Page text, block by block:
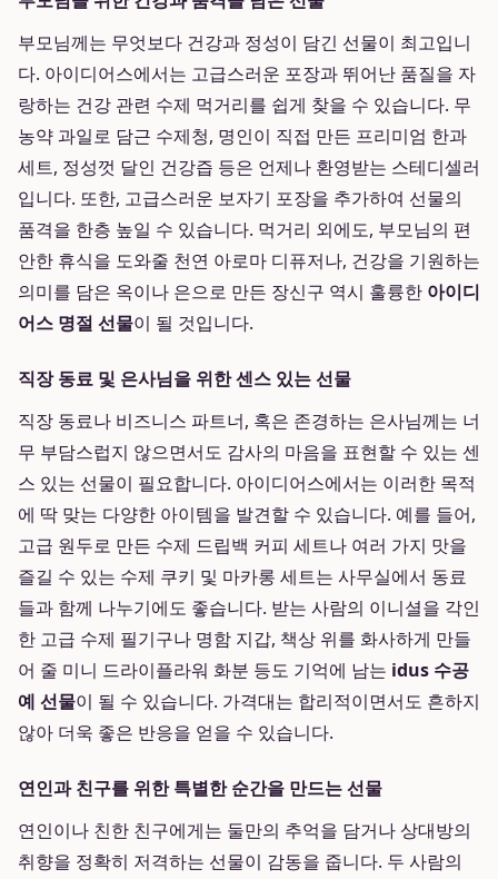
부모님께는 무엇보다 건강과 정성이 담긴 선물이 최고입니
다. 아이디어스에서는 고급스러운 포장과 뛰어난 품질을 자
랑하는 건강 관련 수제 먹거리를 쉽게 찾을 수 있습니다. 무
농약 과일로 담근 수제청, 명인이 직접 만든 프리미엄 한과
세트, 정성껏 달인 건강즙 등은 언제나 환영받는 스테디셀러
입니다. 또한, 고급스러운 보자기 포장을 추가하여 선물의
품격을 한층 높일 수 있습니다. 먹거리 외에도, 부모님의 편
안한 휴식을 도와줄 천연 아로마 디퓨저나, 건강을 기원하는
의미를 담은 옥이나 은으로 만든 장신구 역시 훌륭한 아이디
어스 명절 선물이 될 것입니다.
직장 동료 및 은사님을 위한 센스 있는 선물
직장 동료나 비즈니스 파트너, 혹은 존경하는 은사님께는 너
무 부담스럽지 않으면서도 감사의 마음을 표현할 수 있는 센
스 있는 선물이 필요합니다. 아이디어스에서는 이러한 목적
에 딱 맞는 다양한 아이템을 발견할 수 있습니다. 예를 들어,
고급 원두로 만든 수제 드립백 커피 세트나 여러 가지 맛을
즐길 수 있는 수제 쿠키 및 마카롱 세트는 사무실에서 동료
들과 함께 나누기에도 좋습니다. 받는 사람의 이니셜을 각인
한 고급 수제 필기구나 명함 지갑, 책상 위를 화사하게 만들
어 줄 미니 드라이플라워 화분 등도 기억에 남는 idus 수공
예 선물이 될 수 있습니다. 가격대는 합리적이면서도 흔하지
않아 더욱 좋은 반응을 얻을 수 있습니다.
연인과 친구를 위한 특별한 순간을 만드는 선물
연인이나 친한 친구에게는 둘만의 추억을 담거나 상대방의
취향을 정확히 저격하는 선물이 감동을 줍니다. 두 사람의